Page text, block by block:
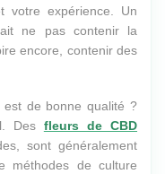
votre expérience. Un
ne pas contenir la
encore, contenir des
de bonne qualité ?
Des fleurs de CBD
sont généralement
méthodes de culture